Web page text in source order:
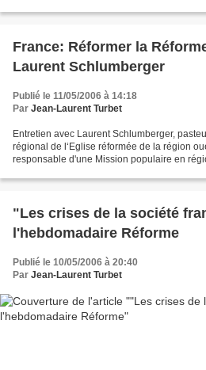
France: Réformer la
Laurent Schlumberger
Publié le 11/05/2006 à 14:18
Par Jean-Laurent Turbet
Entretien avec Laurent Schlumberger,
régional de l‘Eglise réformée de la région
responsable d'une Mission populaire en
"Les crises de la société
l'hebdomadaire Réforme
Publié le 10/05/2006 à 20:40
Par Jean-Laurent Turbet